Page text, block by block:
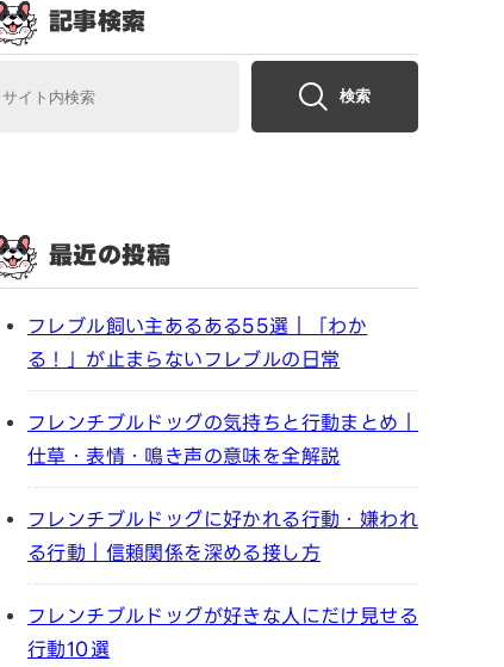
記事検索
検索
最近の投稿
フレブル飼い主あるある55選｜「わか
る！」が止まらないフレブルの日常
フレンチブルドッグの気持ちと行動まとめ｜
仕草・表情・鳴き声の意味を全解説
フレンチブルドッグに好かれる行動・嫌われ
る行動｜信頼関係を深める接し方
フレンチブルドッグが好きな人にだけ見せる
行動10選